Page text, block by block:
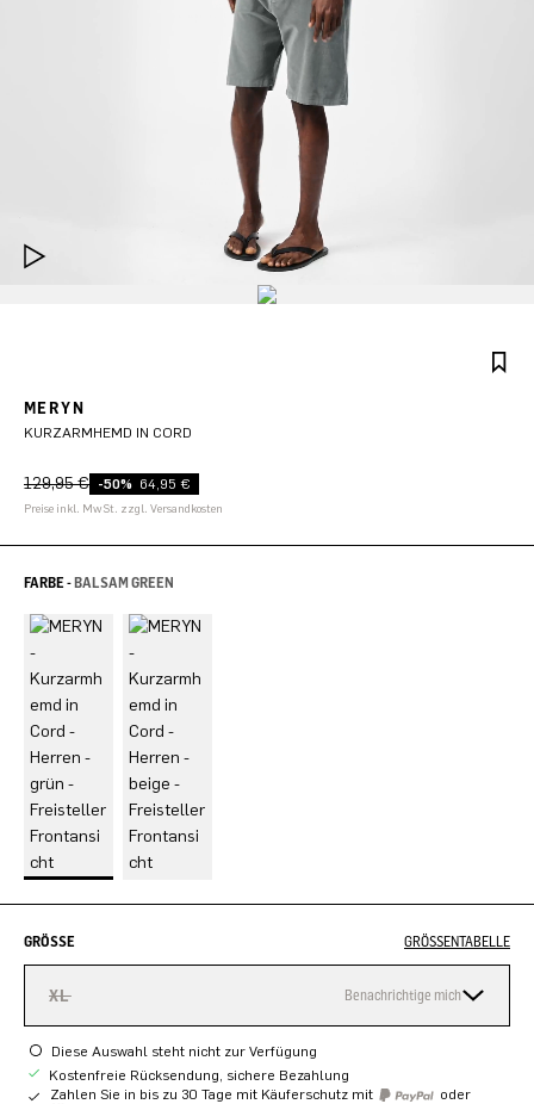
MERYN
KURZARMHEMD IN CORD
129,95 € -50% 64,95 €
Preise inkl. MwSt. zzgl. Versandkosten
FARBE -BALSAM GREEN
GRÖSSE GRÖSSENTABELLE
XL Benachrichtige mich
Diese Auswahl steht nicht zur Verfügung
Kostenfreie Rücksendung, sichere Bezahlung
Zahlen Sie in bis zu 30 Tage mit Käuferschutz mit
oder